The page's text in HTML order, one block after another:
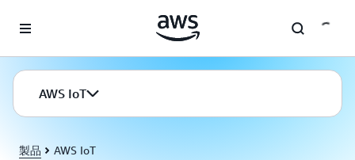
AWS IoT
製品 AWS IoT